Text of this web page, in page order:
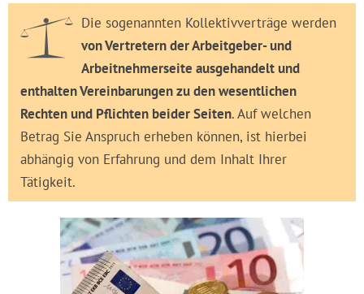
Die sogenannten Kollektivverträge werden
von Vertretern der Arbeitgeber- und
Arbeitnehmerseite ausgehandelt und
enthalten Vereinbarungen zu den wesentlichen
Rechten und Pflichten beider Seiten. Auf welchen
Betrag Sie Anspruch erheben können, ist hierbei
abhängig von Erfahrung und dem Inhalt Ihrer
Tätigkeit.